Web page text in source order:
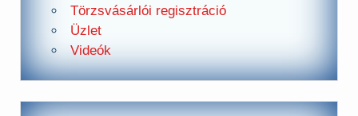
Törzsvásárlói regisztráció
Üzlet
Videók